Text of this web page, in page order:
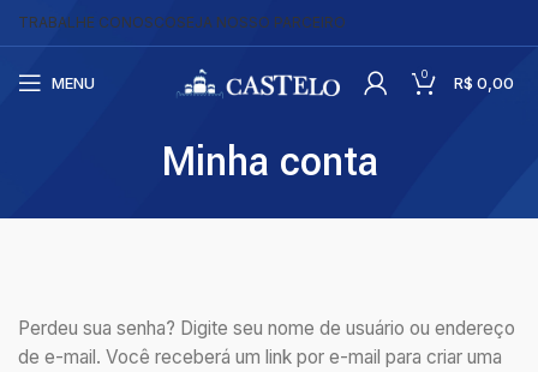
TRABALHE CONOSCOSEJA NOSSO PARCEIRO
MENU 0 R$ 0,00
Minha conta
Perdeu sua senha? Digite seu nome de usuário ou endereço
de e-mail. Você receberá um link por e-mail para criar uma